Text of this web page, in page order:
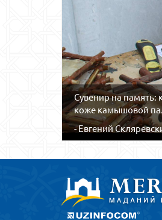
Сувенир на память:
коже камышовой
- Евгений